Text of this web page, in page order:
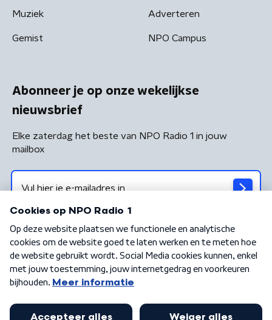
Muziek
Gemist
Adverteren
NPO Campus
Abonneer je op onze wekelijkse
nieuwsbrief
Elke zaterdag het beste van NPO Radio 1 in jouw
mailbox
Algemene voorwaarden